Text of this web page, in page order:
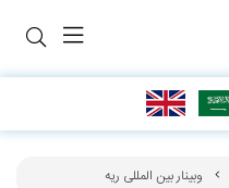
وبینار بین المللی ریه